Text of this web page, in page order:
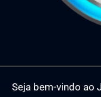
Seja bem-vindo ao